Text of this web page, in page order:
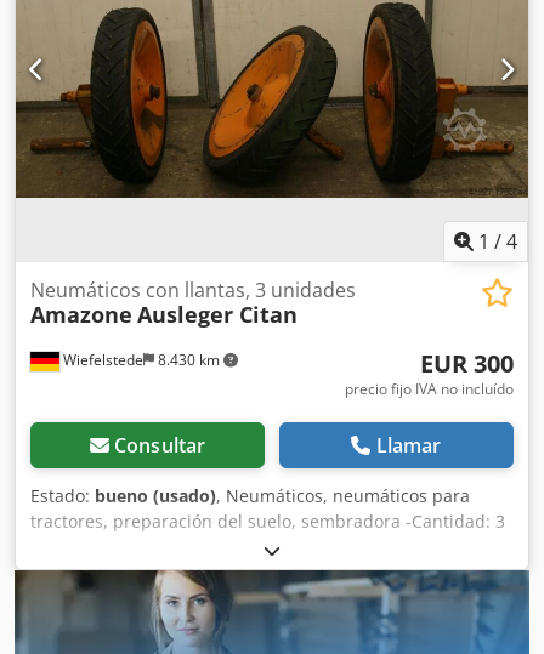
1 /4
Wiefelstede 8.430 km
Neumáticos con llantas, 3 unidades
Amazone Ausleger Citan
EUR 300
precio fijo IVA no incluído
Consultar Llamar
Estado: bueno (usado), Neumáticos, neumáticos para
tractores, preparación del suelo, sembradora -Cantidad: 3
neumáticos de una sembradora Amazone -Tamaño del
neumático -Buje: Ø 40 mm -Dimensión: Ø 750 Dkedjb A E
Ufjpfx Achjr -Precio total: por los 3 neumáticos -Peso: 51